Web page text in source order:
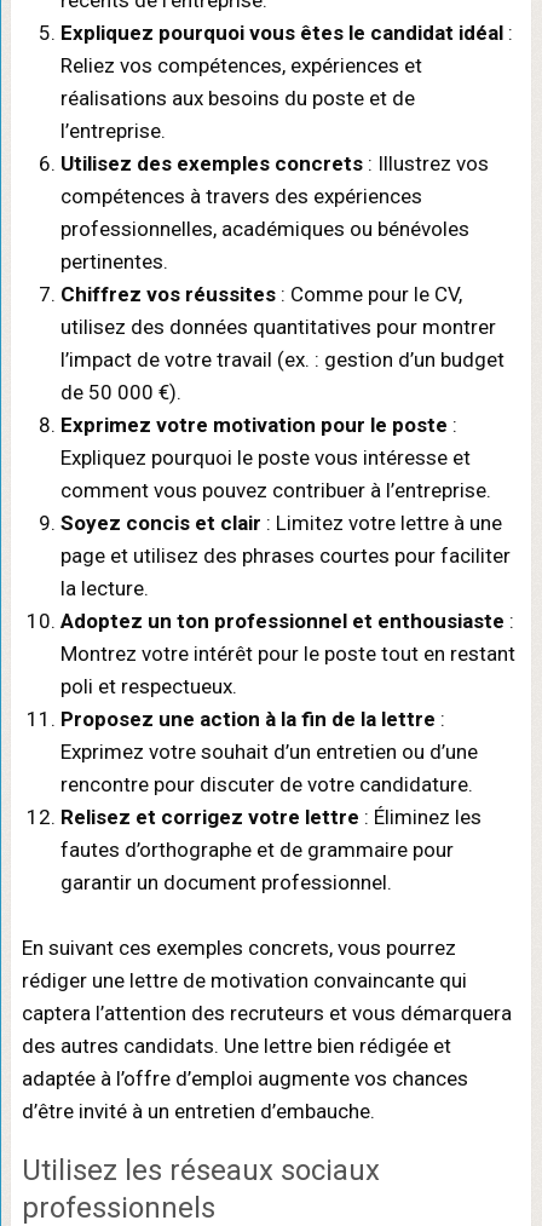
Expliquez pourquoi vous êtes le candidat idéal:
Reliez vos compétences, expériences et
réalisations aux besoins du poste et de
l’entreprise.
Utilisez des exemples concrets: Illustrez vos
compétences à travers des expériences
professionnelles, académiques ou bénévoles
pertinentes.
Chiffrez vos réussites: Comme pour le CV,
utilisez des données quantitatives pour montrer
l’impact de votre travail (ex. : gestion d’un budget
de 50 000 €).
Exprimez votre motivation pour le poste :
Expliquez pourquoi le poste vous intéresse et
comment vous pouvez contribuer à l’entreprise.
Soyez concis et clair : Limitez votre lettre à une
page et utilisez des phrases courtes pour faciliter
la lecture.
Adoptez un ton professionnel et enthousiaste :
Montrez votre intérêt pour le poste tout en restant
poli et respectueux.
Proposez une action à la fin de la lettre :
Exprimez votre souhait d’un entretien ou d’une
rencontre pour discuter de votre candidature.
Relisez et corrigez votre lettre : Éliminez les
fautes d’orthographe et de grammaire pour
garantir un document professionnel.
En suivant ces exemples concrets, vous pourrez
rédiger une lettre de motivation convaincante qui
captera l’attention des recruteurs et vous démarquera
des autres candidats. Une lettre bien rédigée et
adaptée à l’offre d’emploi augmente vos chances
d’être invité à un entretien d’embauche.
Utilisez les réseaux sociaux
professionnels